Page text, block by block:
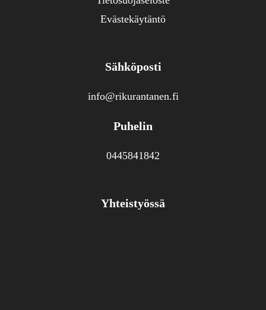
Evästekäytäntö
Sähköposti
info@rikurantanen.fi
Puhelin
0445841842
Yhteistyössä